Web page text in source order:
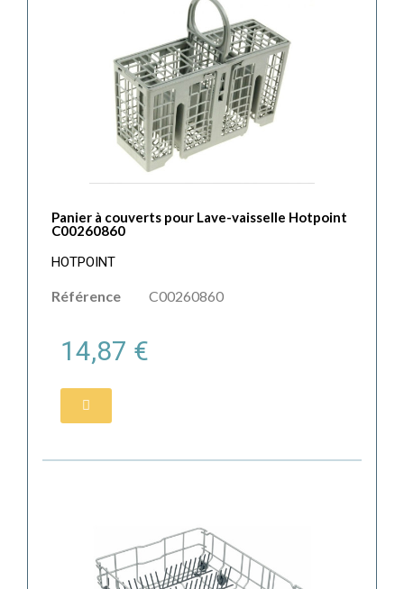
Panier à couverts pour Lave-vaisselle Hotpoint
C00260860
HOTPOINT
Référence C00260860
14,87 €